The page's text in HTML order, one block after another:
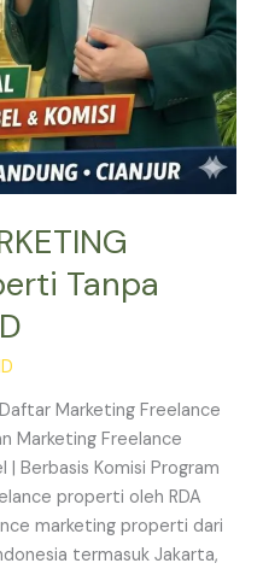
Tanpa
Daftar Marketing Freelance
Marketing Freelance
| Berbasis Komisi Program
properti oleh RDA
marketing properti dari
termasuk Jakarta,